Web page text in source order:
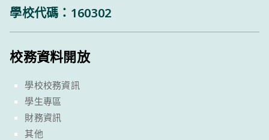
學校代碼：160302
校務資料開放
學校校務資訊
學生專區
財務資訊
其他